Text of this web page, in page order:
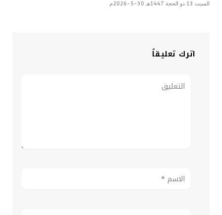
السبت 13 ذو الحجة 1447هـ 30-5-2026م
اترك تعليقاً